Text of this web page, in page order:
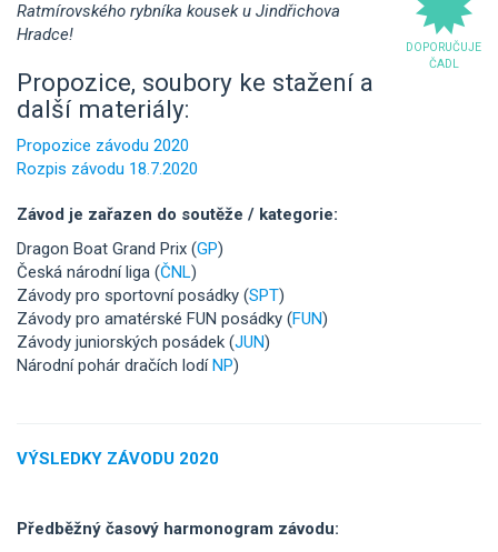
DOPORUČUJE
ČADL
Ratmírovského rybníka kousek u Jindřichova
Hradce!
Propozice, soubory ke stažení a
další materiály:
Propozice závodu 2020
Rozpis závodu 18.7.2020
Závod je zařazen do soutěže / kategorie:
Dragon Boat Grand Prix (GP)
Česká národní liga (ČNL)
Závody pro sportovní posádky (SPT)
Závody pro amatérské FUN posádky (FUN)
Závody juniorských posádek (JUN)
Národní pohár dračích lodíNP)
VÝSLEDKY ZÁVODU 2020
Předběžný časový harmonogram závodu: